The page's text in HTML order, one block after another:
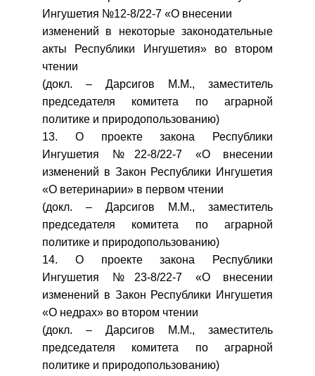
Ингушетия №12-8/22-7 «О внесении
изменений в некоторые законодательные
акты Республики Ингушетия» во втором
чтении
(докл. – Дарсигов М.М., заместитель
председателя комитета по аграрной
политике и природопользованию)
13. О проекте закона Республики
Ингушетия №22-8/22-7 «О внесении
изменений в Закон Республики Ингушетия
«О ветеринарии» в первом чтении
(докл. – Дарсигов М.М., заместитель
председателя комитета по аграрной
политике и природопользованию)
14. О проекте закона Республики
Ингушетия №23-8/22-7 «О внесении
изменений в Закон Республики Ингушетия
«О недрах» во втором чтении
(докл. – Дарсигов М.М., заместитель
председателя комитета по аграрной
политике и природопользованию)